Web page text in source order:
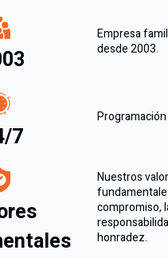
Empresa
desde 2003.
7
Nuestros
compromiso,
honradez.